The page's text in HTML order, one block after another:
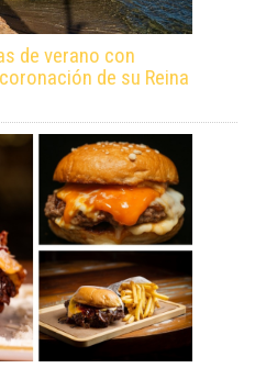
de verano con
de su Reina